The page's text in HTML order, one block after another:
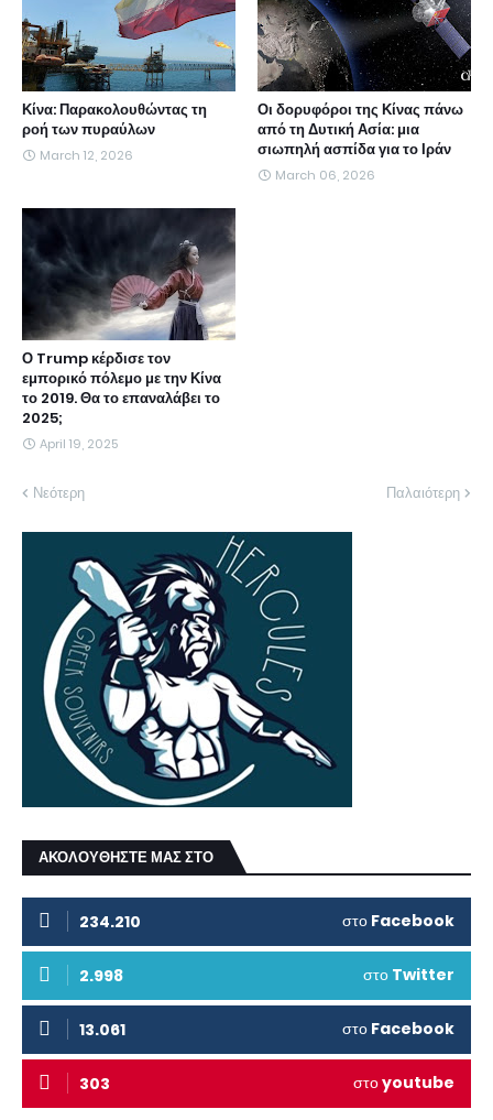
Κίνα: Παρακολουθώντας τη
ροή των πυραύλων
March 12, 2026
Οι δορυφόροι της Κίνας πάνω
από τη Δυτική Ασία: μια
σιωπηλή ασπίδα για το Ιράν
March 06, 2026
Ο Trump κέρδισε τον
εμπορικό πόλεμο με την Κίνα
το 2019. Θα το επαναλάβει το
2025;
April 19, 2025
Νεότερη Παλαιότερη
ΑΚΟΛΟΥΘΗΣΤΕ ΜΑΣ ΣΤΟ
234.210 στο Facebook
2.998 στο Twitter
13.061 στο Facebook
303 στοyoutube